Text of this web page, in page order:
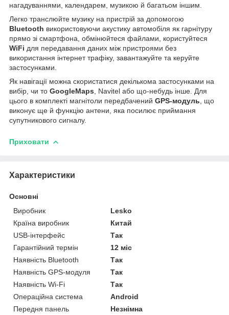
нагадуваннями, календарем, музикою й багатьом іншим.
Легко транслюйте музику на пристрій за допомогою
Bluetooth використовуючи акустику автомобіля як гарнітуру
прямо зі смартфона, обмінюйтеся файлами, користуйтеся
WiFi для передавання даних між пристроями без
використання інтернет трафіку, завантажуйте та керуйте
застосунками.
Як навігації можна скористатися декількома застосунками на
вибір, чи то GoogleMaps , Navitel або що-небудь інше. Для
цього в комплекті магнітоли передбачений GPS-модуль , що
виконує ще й функцію антени, яка посилює приймання
супутникового сигналу.
Приховати
Характеристики
Основні
Виробник
Lesko
Країна виробник
Китай
USB-інтерфейс
Так
Гарантійний термін
12 міс
Наявність Bluetooth
Так
Наявність GPS-модуля
Так
Наявність Wi-Fi
Так
Операційна система
Android
Передня панель
Незнімна